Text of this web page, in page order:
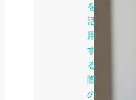
を
活
用
す
る
際
の